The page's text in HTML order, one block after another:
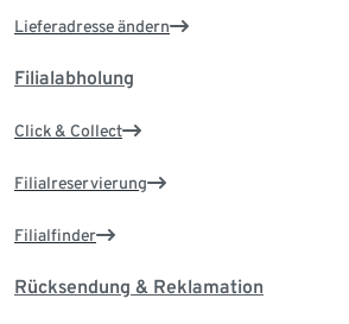
Lieferadresse ändern
Filialabholung
Click & Collect
Filialreservierung
Filialfinder
Rücksendung & Reklamation